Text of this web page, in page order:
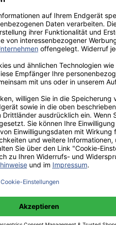
unserem renommierten Buchverlag.
erreichbar.